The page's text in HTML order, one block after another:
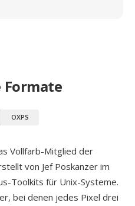
Formate
OXPS
Vollfarb-Mitglied der
von Jef Poskanzer im
Toolkits für Unix-Systeme.
bei denen jedes Pixel drei